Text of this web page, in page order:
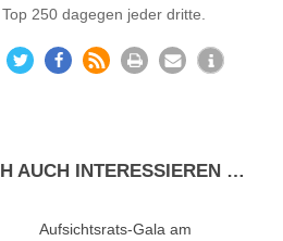
250 dagegen jeder dritte.
AUCH INTERESSIEREN …
Aufsichtsrats-Gala am